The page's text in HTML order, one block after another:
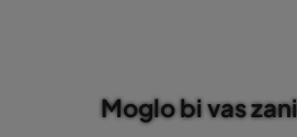
Moglo bi vas